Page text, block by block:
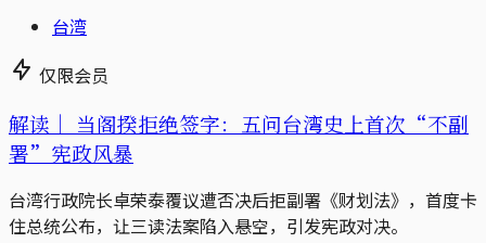
台湾
仅限会员
解读｜ 当阁揆拒绝签字：五问台湾史上首次“不副
署”宪政风暴
台湾行政院长卓荣泰覆议遭否决后拒副署《财划法》，首度卡
住总统公布，让三读法案陷入悬空，引发宪政对决。